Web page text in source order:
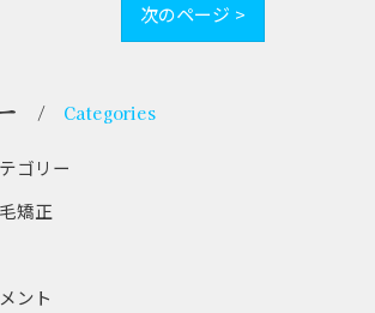
次のページ >
Categories
ゴリー
矯正
ント